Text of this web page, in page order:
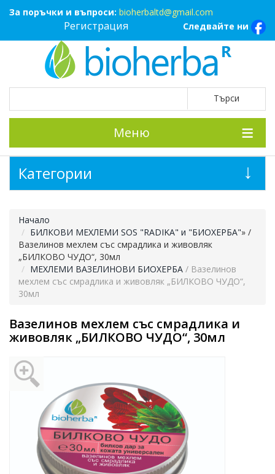
За поръчки и въпроси: bioherbaltd@gmail.com
Следвайте ни
Регистрация
Меню
Начало
БИЛКОВИ МЕХЛЕМИ SOS "RADIKA" и "БИОХЕРБА"» /
Вазелинов мехлем със смрадлика и живовляк
„БИЛКОВО ЧУДО“, 30мл
МЕХЛЕМИ ВАЗЕЛИНОВИ БИОХЕРБА / Вазелинов
мехлем със смрадлика и живовляк „БИЛКОВО ЧУДО“,
30мл
Вазелинов мехлем със смрадлика и
живовляк „БИЛКОВО ЧУДО“, 30мл
Категории